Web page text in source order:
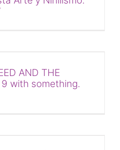
AND THE
with something.